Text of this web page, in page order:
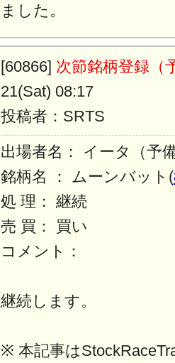
ました。
[60866] 次節銘柄登録（
21(Sat) 08:17
投稿者：SRTS
出場者名： イータ（予
銘柄名 ： ムーンバット(
処 理： 継続
売 買： 買い
コメント：
継続します。
※ 本記事は